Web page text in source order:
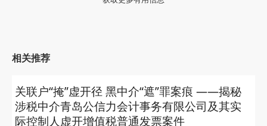
相关推荐
关联户“掩”虚开径 黑中介“遮”罪案痕 ——揭秘
涉税中介青岛公信力会计事务有限公司及其实
际控制人虚开增值税普通发票案件